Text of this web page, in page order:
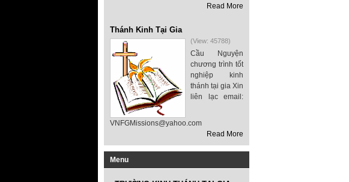
Read More
Thánh Kinh Tại Gia
(View: 45788)
Cầu Nguyện
chương trình tốt
nghiệp kinh
thánh tại gia Xin
liên lạc email:
VNFGMissions@yahoo.com
Read More
Menu